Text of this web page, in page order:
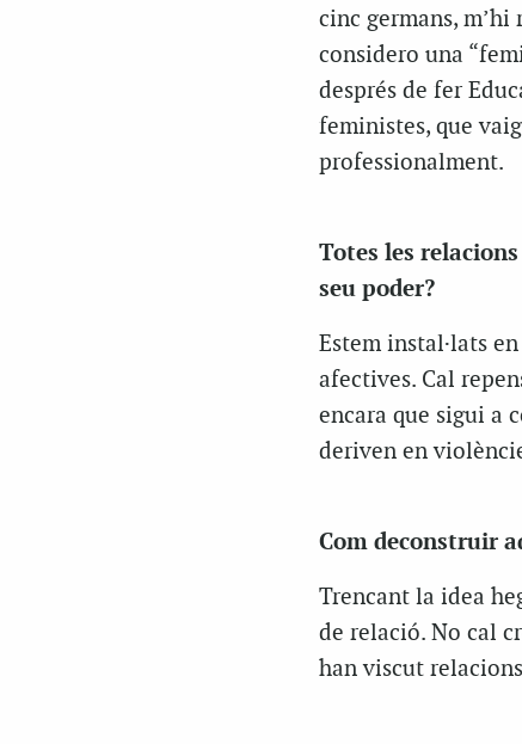
cinc germans,
considero una
després de fer
feministes, que
professionalment.
Totes les
seu poder?
Estem instal·lats
afectives. Cal
encara que sigui a
deriven en
Com deconstruir
Trencant la idea
de relació. No cal
han viscut